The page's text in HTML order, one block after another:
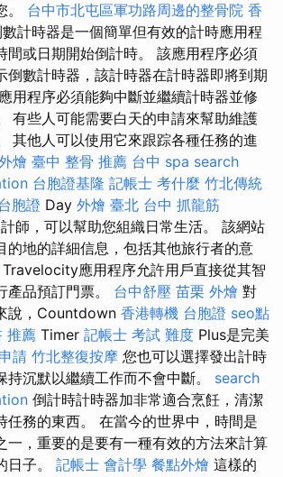
。 台中市北屯區軍功路周邊的整骨院 香
計時器是一個簡單但有效的計時應用程
間或日期開始倒計時。 該應用程序必須
倒數計時器，該計時器在計時器即將到期
用程序必須能夠中斷並繼續計時器並修
有些人可能需要白天的申請來幫助維護
其他人可以使用它來跟踪各種任務的進
燴 臺中 整骨 推薦 台中 spa search
台胞證基隆 記帳士 考什麼 竹北傳統
胞證 Day 外燴 臺北 台中 抓龍筋
師，可以幫助您組織日常生活。 該網站
的地的詳細信息，包括其他旅行者的意
Travelocity應用程序允許用戶直接從其智
產品預訂門票。 台中舒壓 苗栗 外燴 對
說，Countdown 香港轉機 台胞證 seo點
推薦 Timer 記帳士 考試 難度 Plus是完美
請 竹北整復按摩 您也可以選擇發出計時
持沉默以繼續工作而不會中斷。 search
倒計時計時器加非常適合烹飪，清潔
任務的東西。 在當今的世界中，時間是
一，重要的是要有一種有效的方法來計算
日子。 記帳士 會計學 餐點外燴 這樣的